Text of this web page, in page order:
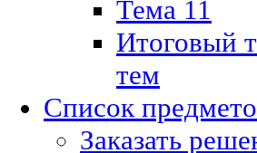
Тема 11
Итоговый
тем
Список
Заказать